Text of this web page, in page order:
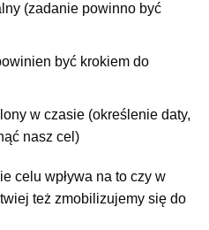
(zadanie powinno być
być krokiem do
w czasie (określenie daty,
nasz cel)
celu wpływa na to czy w
też zmobilizujemy się do